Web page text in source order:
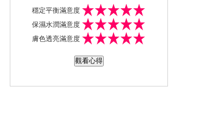
較不穩定，兩頰非常乾燥又很容易泛
紅，本人屬於混合肌膚，質地非常好延
展，上臉後也不黏膩，使用幾天後原先
乾燥泛紅的地方改善很多，也很保濕真
穩定平衡滿意度
保濕水潤滿意度
膚色透亮滿意度
觀看心得